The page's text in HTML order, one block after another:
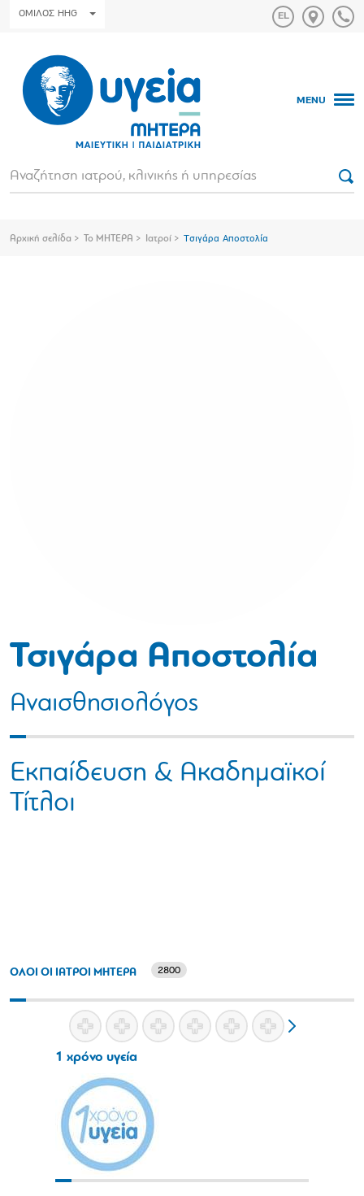
ΟΜΙΛΟΣ HHG
MENU
Αρχική σελίδα Το ΜΗΤΕΡΑ Ιατροί Τσιγάρα Αποστολία
Τσιγάρα Αποστολία
Αναισθησιολόγος
Εκπαίδευση & Ακαδημαϊκοί
Τίτλοι
ΟΛΟΙ ΟΙ ΙΑΤΡΟΙ ΜΗΤΕΡΑ 2800
1 χρόνο υγεία